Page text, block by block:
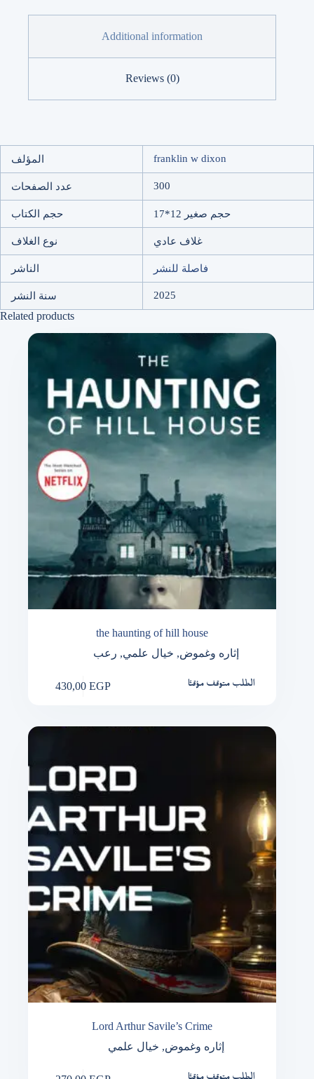
Additional information
Reviews (0)
المؤلف franklin w dixon
عدد الصفحات 300
حجم الكتاب حجم صغير 12*17
نوع الغلاف غلاف عادي
الناشر فاصلة للنشر
سنة النشر 2025
Related products
the haunting of hill house
إثاره وغموض, خيال علمي, رعب
430,00EGP الطلب متوقف مؤقتًا
Lord Arthur Savile’s Crime
إثاره وغموض, خيال علمي